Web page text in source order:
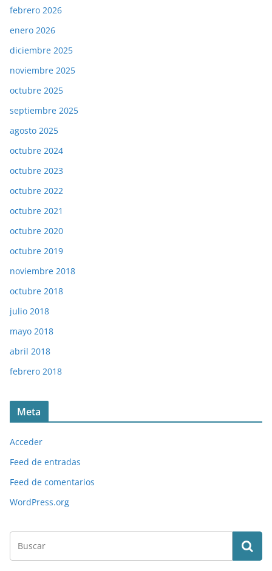
febrero 2026
enero 2026
diciembre 2025
noviembre 2025
octubre 2025
septiembre 2025
agosto 2025
octubre 2024
octubre 2023
octubre 2022
octubre 2021
octubre 2020
octubre 2019
noviembre 2018
octubre 2018
julio 2018
mayo 2018
abril 2018
febrero 2018
Meta
Acceder
Feed de entradas
Feed de comentarios
WordPress.org